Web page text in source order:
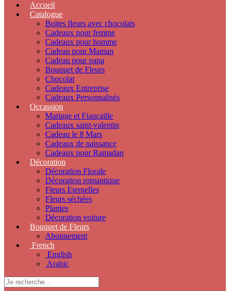
Accueil
Catalogue
Boites fleurs avec chocolats
Cadeaux pour femme
Cadeaux pour homme
Cadeau pour Maman
Cadeau pour papa
Bouquet de Fleurs
Chocolat
Cadeaux Entreprise
Cadeaux Personnalisés
Occassion
Mariage et Fiançaille
Cadeaux saint-valentin
Cadeau le 8 Mars
Cadeaux de naissance
Cadeaux pour Ramadan
Décoration
Décoration Florale
Décoration romantique
Fleurs Eternelles
Fleurs séchées
Plantes
Décoration voiture
Bouquet de Fleurs
Abonnement
French
English
Arabic